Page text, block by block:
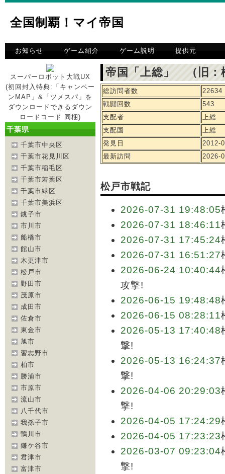
全国制覇！マイ帝国
お知らせ ゲーム紹介 ゲーム説明 提供元
スーパーロボット大戦UX
(初回封入特典:「キャンペー
ンMAP」&「ツメスパ」を
ダウンロードできるダウン
ロードコード 同梱)
千葉県
千葉市中央区
千葉市花見川区
千葉市稲毛区
千葉市若葉区
千葉市緑区
千葉市美浜区
銚子市
市川市
船橋市
館山市
木更津市
松戸市
野田市
茂原市
成田市
佐倉市
東金市
旭市
習志野市
柏市
勝浦市
市原市
流山市
八千代市
我孫子市
鴨川市
鎌ケ谷市
君津市
富津市
帝国「上総」 （旧：
総訪問者数
22634
戦闘回数
543
支配者
上総
支配国
上総
発見日
2012-
最新訪問
2026-
松戸市戦記
2026-07-31 19:48:05
2026-07-31 18:46:11
2026-07-31 17:45:24
2026-07-31 16:51:27
2026-06-24 10:40:44
攻撃!
2026-06-15 19:48:48
2026-06-15 08:28:11
2026-05-13 17:40:48
撃!
2026-05-13 16:24:37
撃!
2026-04-06 20:29:03
撃!
2026-04-05 17:24:29
2026-04-05 17:23:23
2026-03-07 09:23:04
撃!